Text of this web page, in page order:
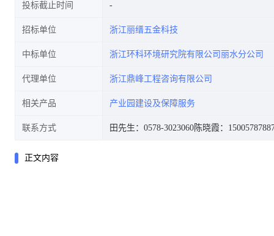
投标截止时间
招标单位 浙江丽缙五金科技
中标单位 浙江环科环境研究院有限公司丽水分公司
代理单位 浙江鼎峰工程咨询有限公司
相关产品 产业园建设及保障服务
联系方式 田先生：0578-3023060陈晓霞：
正文内容